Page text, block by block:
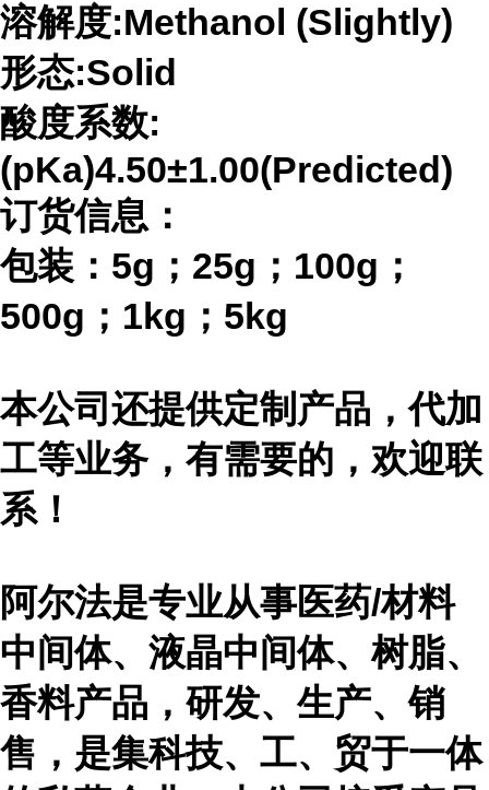
溶解度:Methanol (Slightly)
形态:Solid
酸度系数:
(pKa)4.50±1.00(Predicted)
订货信息：
包装： 5g；25g；100g；
500g；1kg；5kg
本公司还提供定制产品，代加
工等业务，有需要的，欢迎联
系！
阿尔法是专业从事医药/材料
中间体、液晶中间体、树脂、
香料产品，研发、生产、销
售，是集科技、工、贸于一体